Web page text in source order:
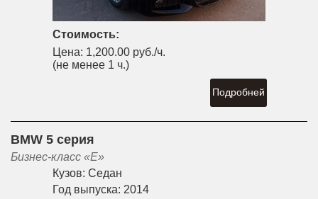
Стоимость:
Цена: 1,200.00 руб./ч.
(не менее 1 ч.)
Подробней
BMW 5 серия
Бизнес-класс «E»
Кузов: Седан
Год выпуска: 2014